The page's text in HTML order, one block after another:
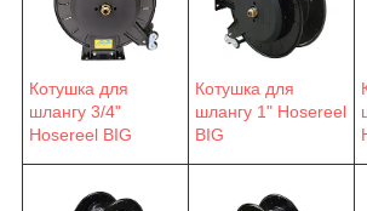
Котушка для
шлангу 3/4"
Hosereel BIG
Котушка для
шлангу 1" Hosereel
BIG